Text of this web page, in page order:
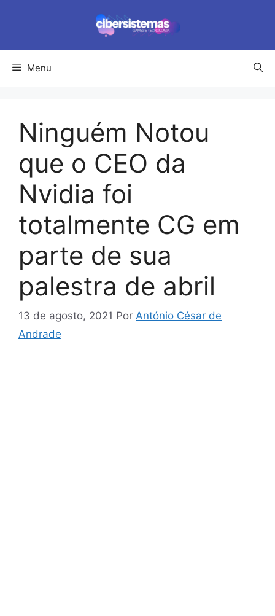
conteúdo
Menu
Ninguém Notou
que o CEO da
Nvidia foi
totalmente CG em
parte de sua
palestra de abril
13 de agosto, 2021 Por António César de
Andrade